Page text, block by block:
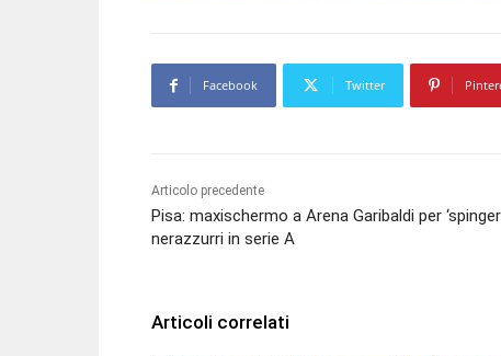
Facebook Twitter
Articolo precedente
Pisa: maxischermo a Arena Garibaldi per
nerazzurri in serie A
Articoli correlati